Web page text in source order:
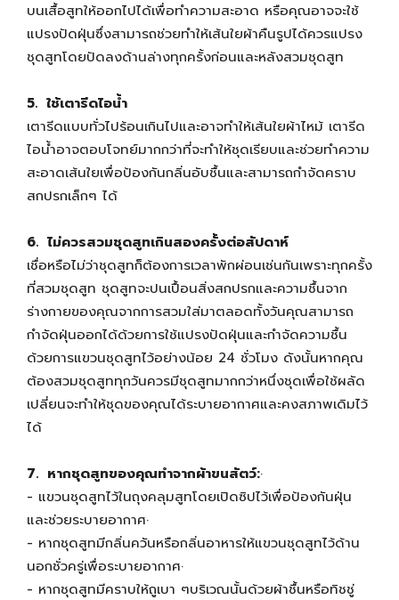
บนเสื้อสูทให้ออกไปได้เพื่อทำความสะอาด หรือคุณอาจจะใช้
แปรงปัดฝุ่นซึ่งสามารถช่วยทำให้เส้นใยผ้าคืนรูปได้ควรแปรง
ชุดสูทโดยปัดลงด้านล่างทุกครั้งก่อนและหลังสวมชุดสูท
5. ใช้เตารีดไอน้ำ
เตารีดแบบทั่วไปร้อนเกินไปและอาจทำให้เส้นใยผ้าไหม้ เตารีด
ไอน้ำอาจตอบโจทย์มากกว่าที่จะทำให้ชุดเรียบและช่วยทำความ
สะอาดเส้นใยเพื่อป้องกันกลิ่นอับชื้นและสามารถกำจัดคราบ
สกปรกเล็กๆ ได้
6. ไม่ควรสวมชุดสูทเกินสองครั้งต่อสัปดาห์
เชื่อหรือไม่ว่าชุดสูทก็ต้องการเวลาพักผ่อนเช่นกันเพราะทุกครั้ง
ที่สวมชุดสูท ชุดสูทจะปนเปื้อนสิ่งสกปรกและความชื้นจาก
ร่างกายของคุณจากการสวมใส่มาตลอดทั้งวันคุณสามารถ
กำจัดฝุ่นออกได้ด้วยการใช้แปรงปัดฝุ่นและกำจัดความชื้น
ด้วยการแขวนชุดสูทไว้อย่างน้อย 24 ชั่วโมง ดังนั้นหากคุณ
ต้องสวมชุดสูททุกวันควรมีชุดสูทมากกว่าหนึ่งชุดเพื่อใช้ผลัด
เปลี่ยนจะทำให้ชุดของคุณได้ระบายอากาศและคงสภาพเดิมไว้
ได้
7. หากชุดสูทของคุณทำจากผ้าขนสัตว์:·
- แขวนชุดสูทไว้ในถุงคลุมสูทโดยเปิดซิปไว้เพื่อป้องกันฝุ่น
และช่วยระบายอากาศ·
- หากชุดสูทมีกลิ่นควันหรือกลิ่นอาหารให้แขวนชุดสูทไว้ด้าน
นอกชั่วครู่เพื่อระบายอากาศ·
- หากชุดสูทมีคราบให้ถูเบา ๆบริเวณนั้นด้วยผ้าชื้นหรือทิชชู่